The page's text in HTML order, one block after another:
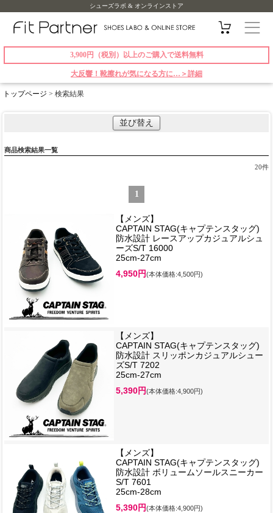
シューズラボ & オンラインストア
3,900円（税別）以上のご購入で送料無料
大反響！靴擦れが気になる方に…＞詳細
トップページ > 検索結果
並び替え
商品検索結果一覧
20件
1
【メンズ】
CAPTAIN STAG(キャプテンスタッグ)
防水設計 レースアップカジュアルシュ
ーズS/T 16000
25cm-27cm
4,950円(本体価格:4,500円)
【メンズ】
CAPTAIN STAG(キャプテンスタッグ)
防水設計 スリッポンカジュアルシュー
ズS/T 7202
25cm-27cm
5,390円(本体価格:4,900円)
【メンズ】
CAPTAIN STAG(キャプテンスタッグ)
防水設計 ボリュームソールスニーカー
S/T 7601
25cm-28cm
5,390円(本体価格:4,900円)